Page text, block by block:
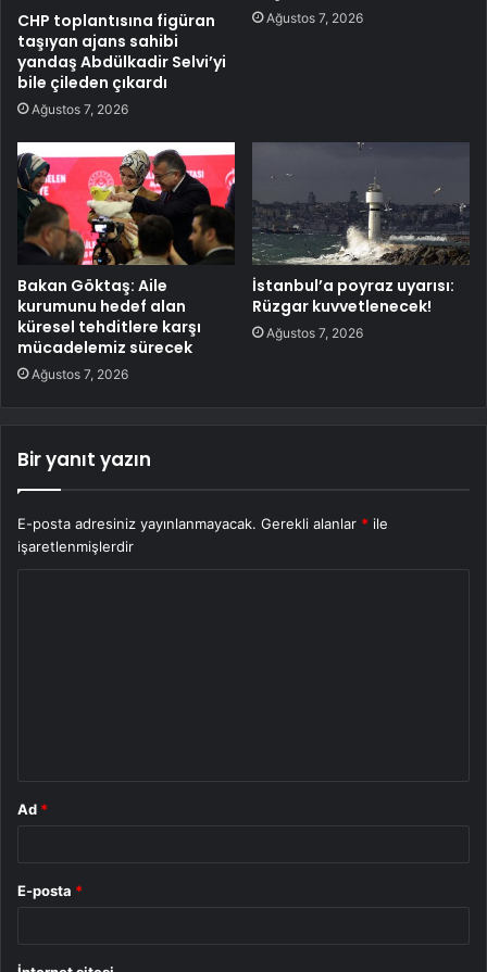
CHP toplantısına figüran
taşıyan ajans sahibi
yandaş Abdülkadir Selvi’yi
bile çileden çıkardı
Ağustos 7, 2026
Ağustos 7, 2026
Bakan Göktaş: Aile
kurumunu hedef alan
küresel tehditlere karşı
mücadelemiz sürecek
Ağustos 7, 2026
İstanbul’a poyraz uyarısı:
Rüzgar kuvvetlenecek!
Ağustos 7, 2026
Bir yanıt yazın
E-posta adresiniz yayınlanmayacak. Gerekli alanlar * ile
işaretlenmişlerdir
Ad *
E-posta *